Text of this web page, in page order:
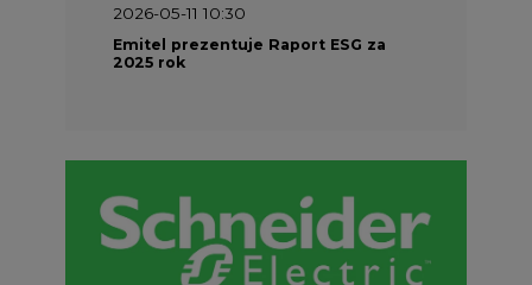
2026-05-11 10:30
Emitel prezentuje Raport ESG za
2025 rok